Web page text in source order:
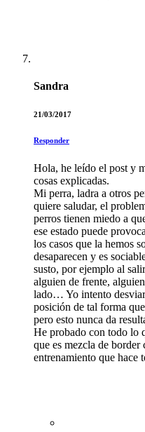
Sandra
21/03/2017
Responder
Hola, he leído el post y
cosas explicadas.
Mi perra, ladra a otros
quiere saludar, el
perros tienen miedo a
ese estado puede
los casos que la hemos
desaparecen y es
susto, por ejemplo al
alguien de frente,
lado… Yo intento
posición de tal forma
pero esto nunca da
He probado con todo lo
que es mezcla de
entrenamiento que hace